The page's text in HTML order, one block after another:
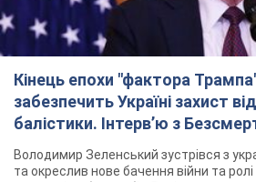
Кінець епохи "фактора
забезпечить Україні захист
балістики. Інтерв’ю з
Володимир Зеленський зустрівся з
та окреслив нове бачення війни та